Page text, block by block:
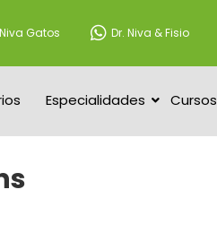
Gatos Dr. Niva & Fisio
Especialidades Cursos